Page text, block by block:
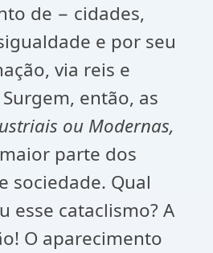
de − cidades,
e por seu
via reis e
então, as
ou Modernas,
parte dos
sociedade. Qual
esse cataclismo? A
O aparecimento